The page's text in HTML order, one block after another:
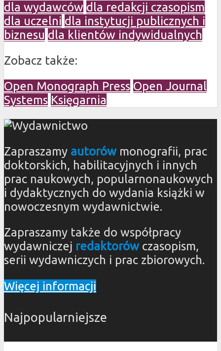
dla wydawców dla redakcji czasopism
dla uczelni dla instytucji publicznych i
biznesu dla klientów indywidualnych
Zobacz także:
Open Monograph Press Open Journal
Systems Księgarnia
Zapraszamy autorówmonografii, prac
doktorskich, habilitacyjnych i innych
prac naukowych, popularnonaukowych
i dydaktycznych do wydania książki w
nowoczesnym wydawnictwie.
Zapraszamy także do współpracy
wydawniczej redaktorówczasopism,
serii wydawniczych i prac zbiorowych.
Więcej informacji
Najpopularniejsze